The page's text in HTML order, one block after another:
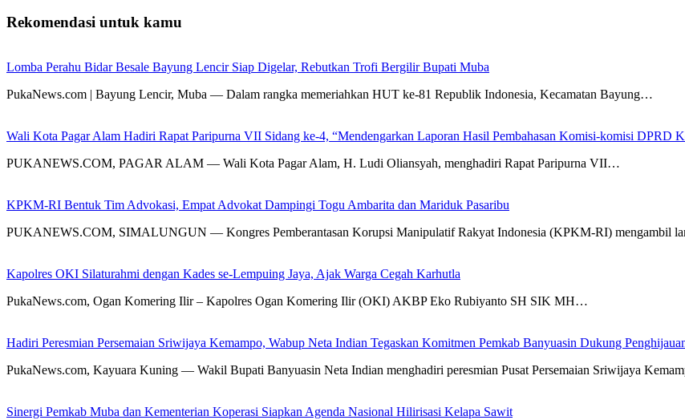
Rekomendasi untuk kamu
Lomba Perahu Bidar Besale Bayung Lencir Siap Digelar, Rebutkan Trofi Bergilir Bupati Muba
PukaNews.com | Bayung Lencir, Muba — Dalam rangka memeriahkan HUT ke-81 Republik Indonesia, Kecamatan Bayung…
Wali Kota Pagar Alam Hadiri Rapat Paripurna VII Sidang ke-4, “Mendengarkan Laporan Hasil Pembahasan Komisi-komisi DPRD
PUKANEWS.COM, PAGAR ALAM — Wali Kota Pagar Alam, H. Ludi Oliansyah, menghadiri Rapat Paripurna VII…
KPKM-RI Bentuk Tim Advokasi, Empat Advokat Dampingi Togu Ambarita dan Mariduk Pasaribu
PUKANEWS.COM, SIMALUNGUN — Kongres Pemberantasan Korupsi Manipulatif Rakyat Indonesia (KPKM-RI) mengambil
Kapolres OKI Silaturahmi dengan Kades se-Lempuing Jaya, Ajak Warga Cegah Karhutla
PukaNews.com, Ogan Komering Ilir – Kapolres Ogan Komering Ilir (OKI) AKBP Eko Rubiyanto SH SIK MH…
Hadiri Peresmian Persemaian Sriwijaya Kemampo, Wabup Neta Indian Tegaskan Komitmen Pemkab Banyuasin Dukung
PukaNews.com, Kayuara Kuning — Wakil Bupati Banyuasin Neta Indian menghadiri peresmian Pusat Persemaian Sriwijaya
Sinergi Pemkab Muba dan Kementerian Koperasi Siapkan Agenda Nasional Hilirisasi Kelapa Sawit